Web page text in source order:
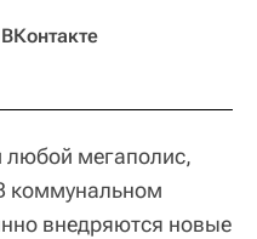
ВКонтакте
любой мегаполис,
коммунальном
внедряются новые